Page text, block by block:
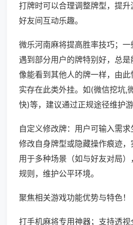
打牌时可以合理调整牌型，提
好友间互动乐趣。
微乐河南麻将提高胜率技巧；
遇到部分用户的牌特别好，总
像能看到其他人的牌一样，由
实存在此类外挂。如(微信挖坑,
快)等，建议通过正规途径维护游
自定义修改牌：用户可输入需求
修改自身牌型或隐藏操作痕迹，
用于多种场景（如与好友对局
规则，维护公平环境。
聚焦相关游戏功能优势与特色！
打手机麻将专用神器；支持透